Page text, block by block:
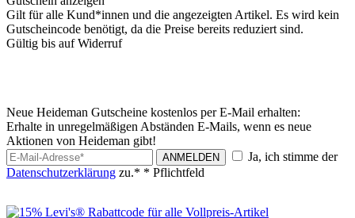
Gilt für alle Kund*innen und die angezeigten Artikel. Es wird kein
Gutscheincode benötigt, da die Preise bereits reduziert sind.
Gültig bis auf Widerruf
Neue Heideman Gutscheine kostenlos per E-Mail erhalten:
Erhalte in unregelmäßigen Abständen E-Mails, wenn es neue
Aktionen von Heideman gibt!
ANMELDEN
Ja, ich stimme der
Datenschutzerklärung zu.* * Pflichtfeld